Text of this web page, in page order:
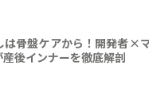
は骨盤ケアから！開発者×
後インナーを徹底解剖